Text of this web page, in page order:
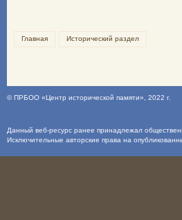
Главная Исторический раздел
©ПРБОО «Центр исторической памяти» , 2022 г.
Данный веб-ресурс ранее принадлежал
Исключительные авторские права на